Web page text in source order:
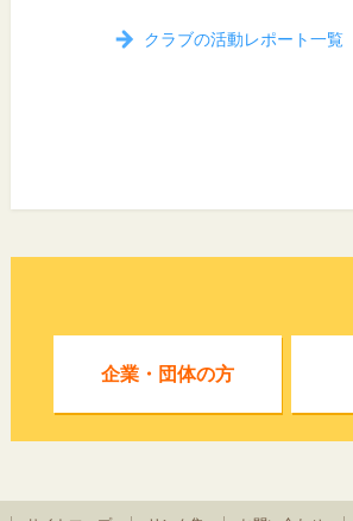
クラブの活動レポート一覧
企業・団体の方